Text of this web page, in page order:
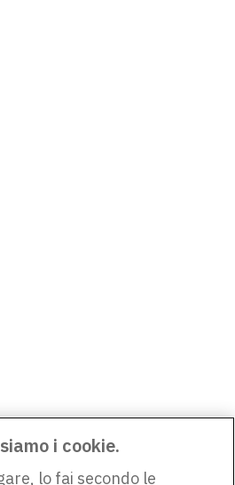
i cookie.
lo fai secondo le